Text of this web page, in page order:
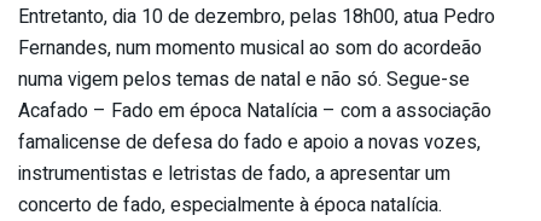
Entretanto, dia 10 de dezembro, pelas 18h00, atua Pedro
Fernandes, num momento musical ao som do acordeão
numa vigem pelos temas de natal e não só. Segue-se
Acafado – Fado em época Natalícia – com a associação
famalicense de defesa do fado e apoio a novas vozes,
instrumentistas e letristas de fado, a apresentar um
concerto de fado, especialmente à época natalícia.